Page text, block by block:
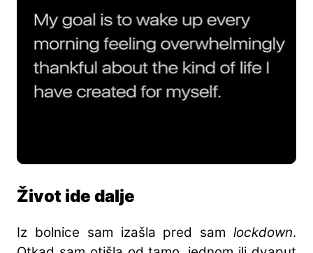
Život ide dalje
Iz bolnice sam izašla pred sam lockdown.